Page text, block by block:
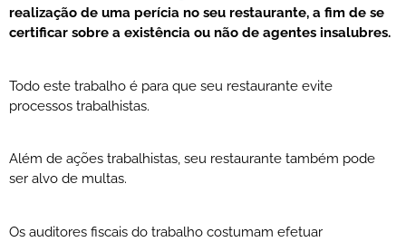
realização de uma perícia no seu restaurante, a fim de se
certificar sobre a existência ou não de agentes insalubres.
Todo este trabalho é para que seu restaurante evite
processos trabalhistas.
Além de ações trabalhistas, seu restaurante também pode
ser alvo de multas.
Os auditores fiscais do trabalho costumam efetuar